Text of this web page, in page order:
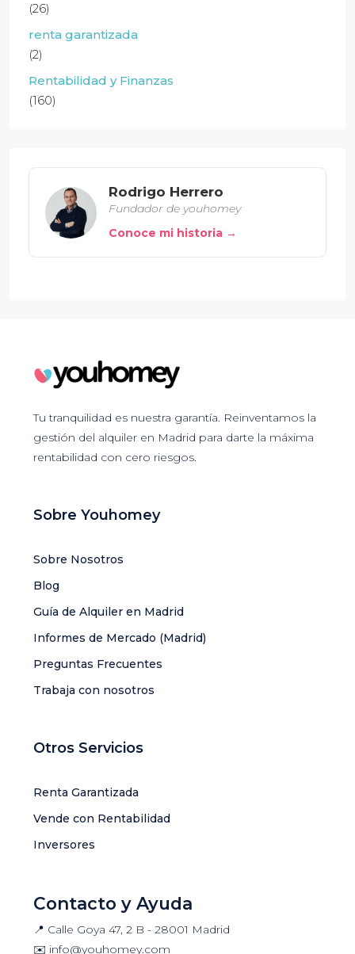
(26)
renta garantizada
(2)
Rentabilidad y Finanzas
(160)
Rodrigo Herrero
Fundador de youhomey
Conoce mi historia →
Tu tranquilidad es nuestra garantía. Reinventamos la
gestión del alquiler en Madrid para darte la máxima
rentabilidad con cero riesgos.
Sobre Youhomey
Sobre Nosotros
Blog
Guía de Alquiler en Madrid
Informes de Mercado (Madrid)
Preguntas Frecuentes
Trabaja con nosotros
Otros Servicios
Renta Garantizada
Vende con Rentabilidad
Inversores
Contacto y Ayuda
📍 Calle Goya 47, 2 B - 28001 Madrid
✉️ info@youhomey.com